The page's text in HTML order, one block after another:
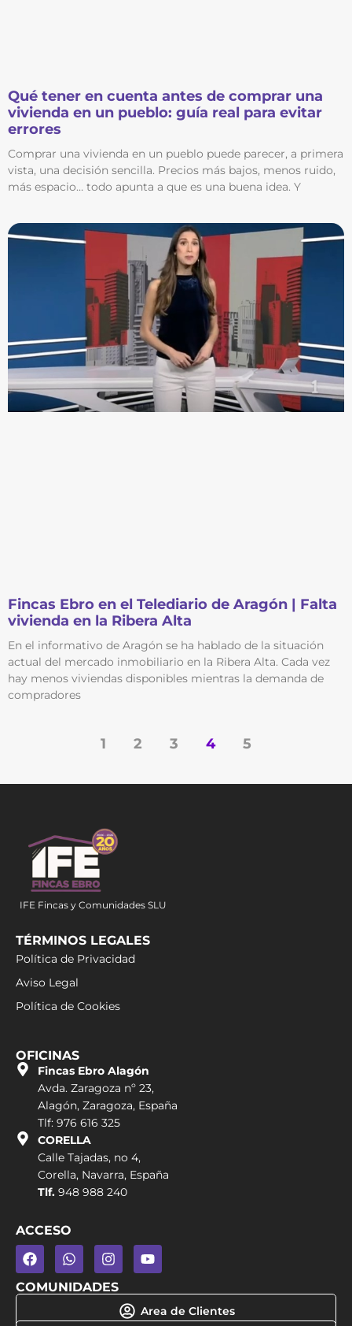
Qué tener en cuenta antes de comprar una
vivienda en un pueblo: guía real para evitar
errores
Comprar una vivienda en un pueblo puede parecer, a primera
vista, una decisión sencilla. Precios más bajos, menos ruido,
más espacio… todo apunta a que es una buena idea. Y
Fincas Ebro en el Telediario de Aragón | Falta
vivienda en la Ribera Alta
En el informativo de Aragón se ha hablado de la situación
actual del mercado inmobiliario en la Ribera Alta. Cada vez
hay menos viviendas disponibles mientras la demanda de
compradores
1 2 3 4 5
IFE Fincas y Comunidades SLU
TÉRMINOS LEGALES
Política de Privacidad
Aviso Legal
Política de Cookies
OFICINAS
Fincas Ebro Alagón
Avda. Zaragoza nº 23,
Alagón, Zaragoza, España
Tlf: 976 616 325
CORELLA
Calle Tajadas, no 4,
Corella, Navarra, España
Tlf. 948 988 240
ACCESO
COMUNIDADES
Area de Clientes